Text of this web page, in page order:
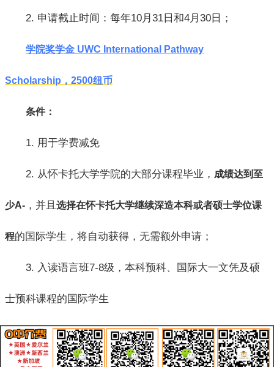
2. 申请截止时间：每年10月31日和4月30日；
学院奖学金 UWC International Pathway
Scholarship，2500纽币
条件：
1. 用于学费减免
2. 从怀卡托大学学院的大部分课程毕业， 成绩达到至
少A- ，并且 选择在怀卡托大学继续深造本科或者硕士学位课
程的国际学生，将自动获得，无需额外申请；
3. 入读语言班7-8级，本科预科、国际大一文凭及硕
士预科课程的国际学生